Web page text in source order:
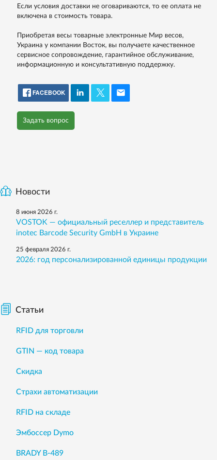
Если условия доставки не оговариваются, то ее оплата не
включена в стоимость товара.
Приобретая весы товарные электронные Мир весов,
Украина у компании Восток, вы получаете качественное
сервисное сопровождение, гарантийное обслуживание,
информационную и консультативную поддержку.
FACEBOOK
Задать вопрос
Новости
8 июня 2026 г.
VOSTOK — официальный реселлер и представитель
inotec Barcode Security GmbH в Украине
25 февраля 2026 г.
2026: год персонализированной единицы продукции
Статьи
RFID для торговли
GTIN — код товара
Скидка
Страхи автоматизации
RFID на складе
Эмбоссер Dymo
BRADY B-489